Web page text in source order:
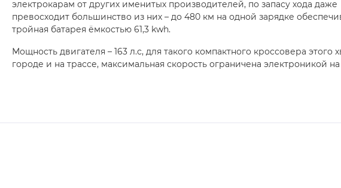
электрокарам от других именитых производителей, по запасу хода даже
превосходит большинство из них – до 480 км на одной зарядке
тройная батарея ёмкостью 61,3 kwh.
Мощность двигателя – 163 л.с, для такого компактного кроссовера этого
городе и на трассе, максимальная скорость ограничена электроникой